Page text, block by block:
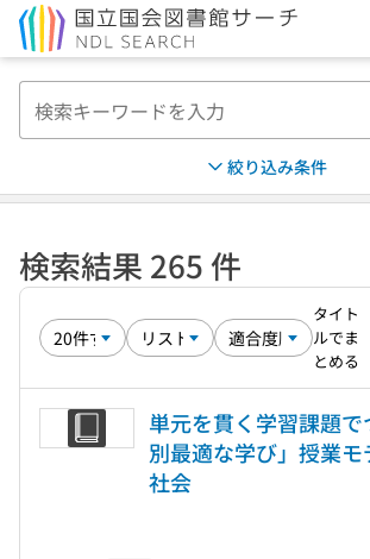
絞り込み条件
検索結果 265 件
タイト
ルでま
とめる
単元を貫く学習課題
別最適な学び」授業
社会